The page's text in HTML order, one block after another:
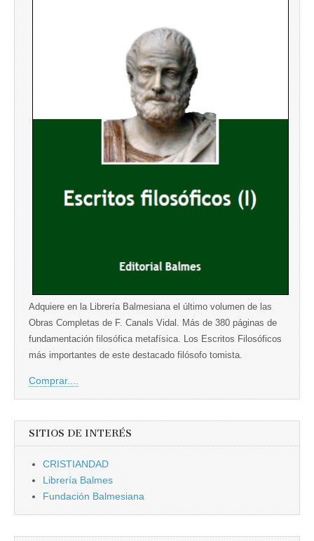
Adquiere en la Librería Balmesiana el último volumen de las
Obras Completas de F. Canals Vidal. Más de 380 páginas de
fundamentación filosófica metafísica. Los Escritos Filosóficos
más importantes de este destacado filósofo tomista.
Comprar....
SITIOS DE INTERÉS
CRISTIANDAD
Librería Balmes
Fundación Balmesiana